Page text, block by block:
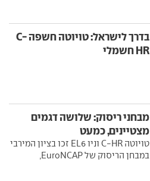
בדרך לישראל: טויוטה חשפה C-
HR חשמלי
מבחני ריסוק: שלושה דגמים
מצטיינים, כמעט
טויוטה C-HR וניו EL6 זכו בציון המירבי
במבחן הריסוק של EuroNCAP,